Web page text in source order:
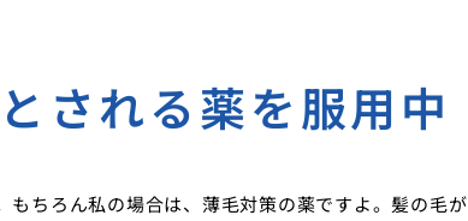
される薬を服用中
ちろん私の場合は、薄毛対策の薬ですよ。髪の毛が